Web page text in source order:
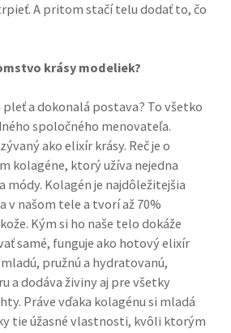
A pritom stačí telu dodať to, čo
krásy modeliek?
pleť a dokonalá postava? To všetko
spoločného menovateľa.
ako elixír krásy. Reč je o
kolagéne, ktorý užíva nejedna
módy. Kolagén je najdôležitejšia
v našom tele a tvorí až 70%
Kým si ho naše telo dokáže
samé, funguje ako hotový elixír
pružnú a hydratovanú,
a dodáva živiny aj pre všetky
Práve vďaka kolagénu si mladá
tie úžasné vlastnosti, kvôli ktorým